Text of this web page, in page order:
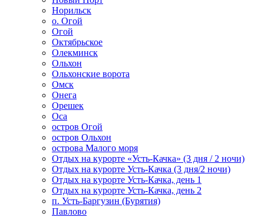
Норильск
о. Огой
Огой
Октябрьское
Олекминск
Ольхон
Ольхонские ворота
Омск
Онега
Орешек
Оса
остров Огой
остров Ольхон
острова Малого моря
Отдых на курорте «Усть-Качка» (3 дня / 2 ночи)
Отдых на курорте Усть-Качка (3 дня/2 ночи)
Отдых на курорте Усть-Качка, день 1
Отдых на курорте Усть-Качка, день 2
п. Усть-Баргузин (Бурятия)
Павлово